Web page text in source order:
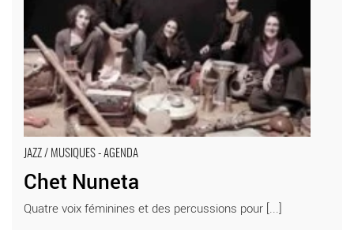
JAZZ / MUSIQUES - AGENDA
Chet Nuneta
Quatre voix féminines et des percussions pour [...]